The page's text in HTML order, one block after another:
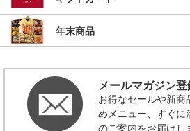
年末商品
メールマガジン
お得なセールや新
めメニュー、すぐ
のご案内をお届けし